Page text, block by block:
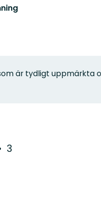
är tydligt uppmärkta
3